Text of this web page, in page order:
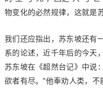
物变化的必然规律，这就是
我们还应指出，苏东坡还有
系的论述，近千年后的今天
苏东坡在《超然台记》中说
欲者有尽。”他奉劝人类，